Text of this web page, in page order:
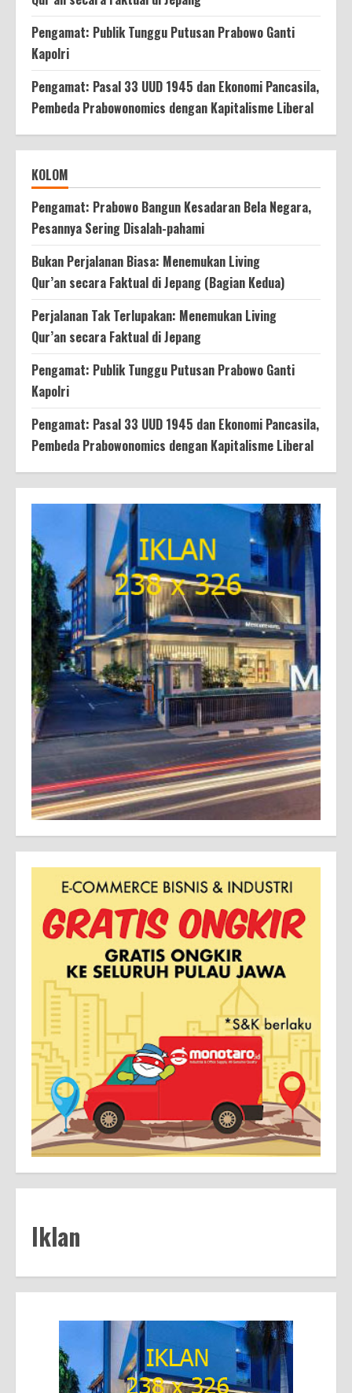
Pengamat: Publik Tunggu Putusan Prabowo Ganti
Kapolri
Pengamat: Pasal 33 UUD 1945 dan Ekonomi Pancasila,
Pembeda Prabowonomics dengan Kapitalisme Liberal
KOLOM
Pengamat: Prabowo Bangun Kesadaran Bela Negara,
Pesannya Sering Disalah-pahami
Bukan Perjalanan Biasa: Menemukan Living
Qur’an secara Faktual di Jepang (Bagian Kedua)
Perjalanan Tak Terlupakan: Menemukan Living
Qur’an secara Faktual di Jepang
Pengamat: Publik Tunggu Putusan Prabowo Ganti
Kapolri
Pengamat: Pasal 33 UUD 1945 dan Ekonomi Pancasila,
Pembeda Prabowonomics dengan Kapitalisme Liberal
Iklan